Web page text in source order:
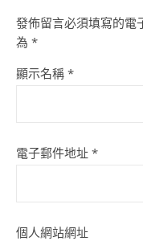
發佈留言必須填寫的電
為 *
顯示名稱 *
電子郵件地址 *
個人網站網址